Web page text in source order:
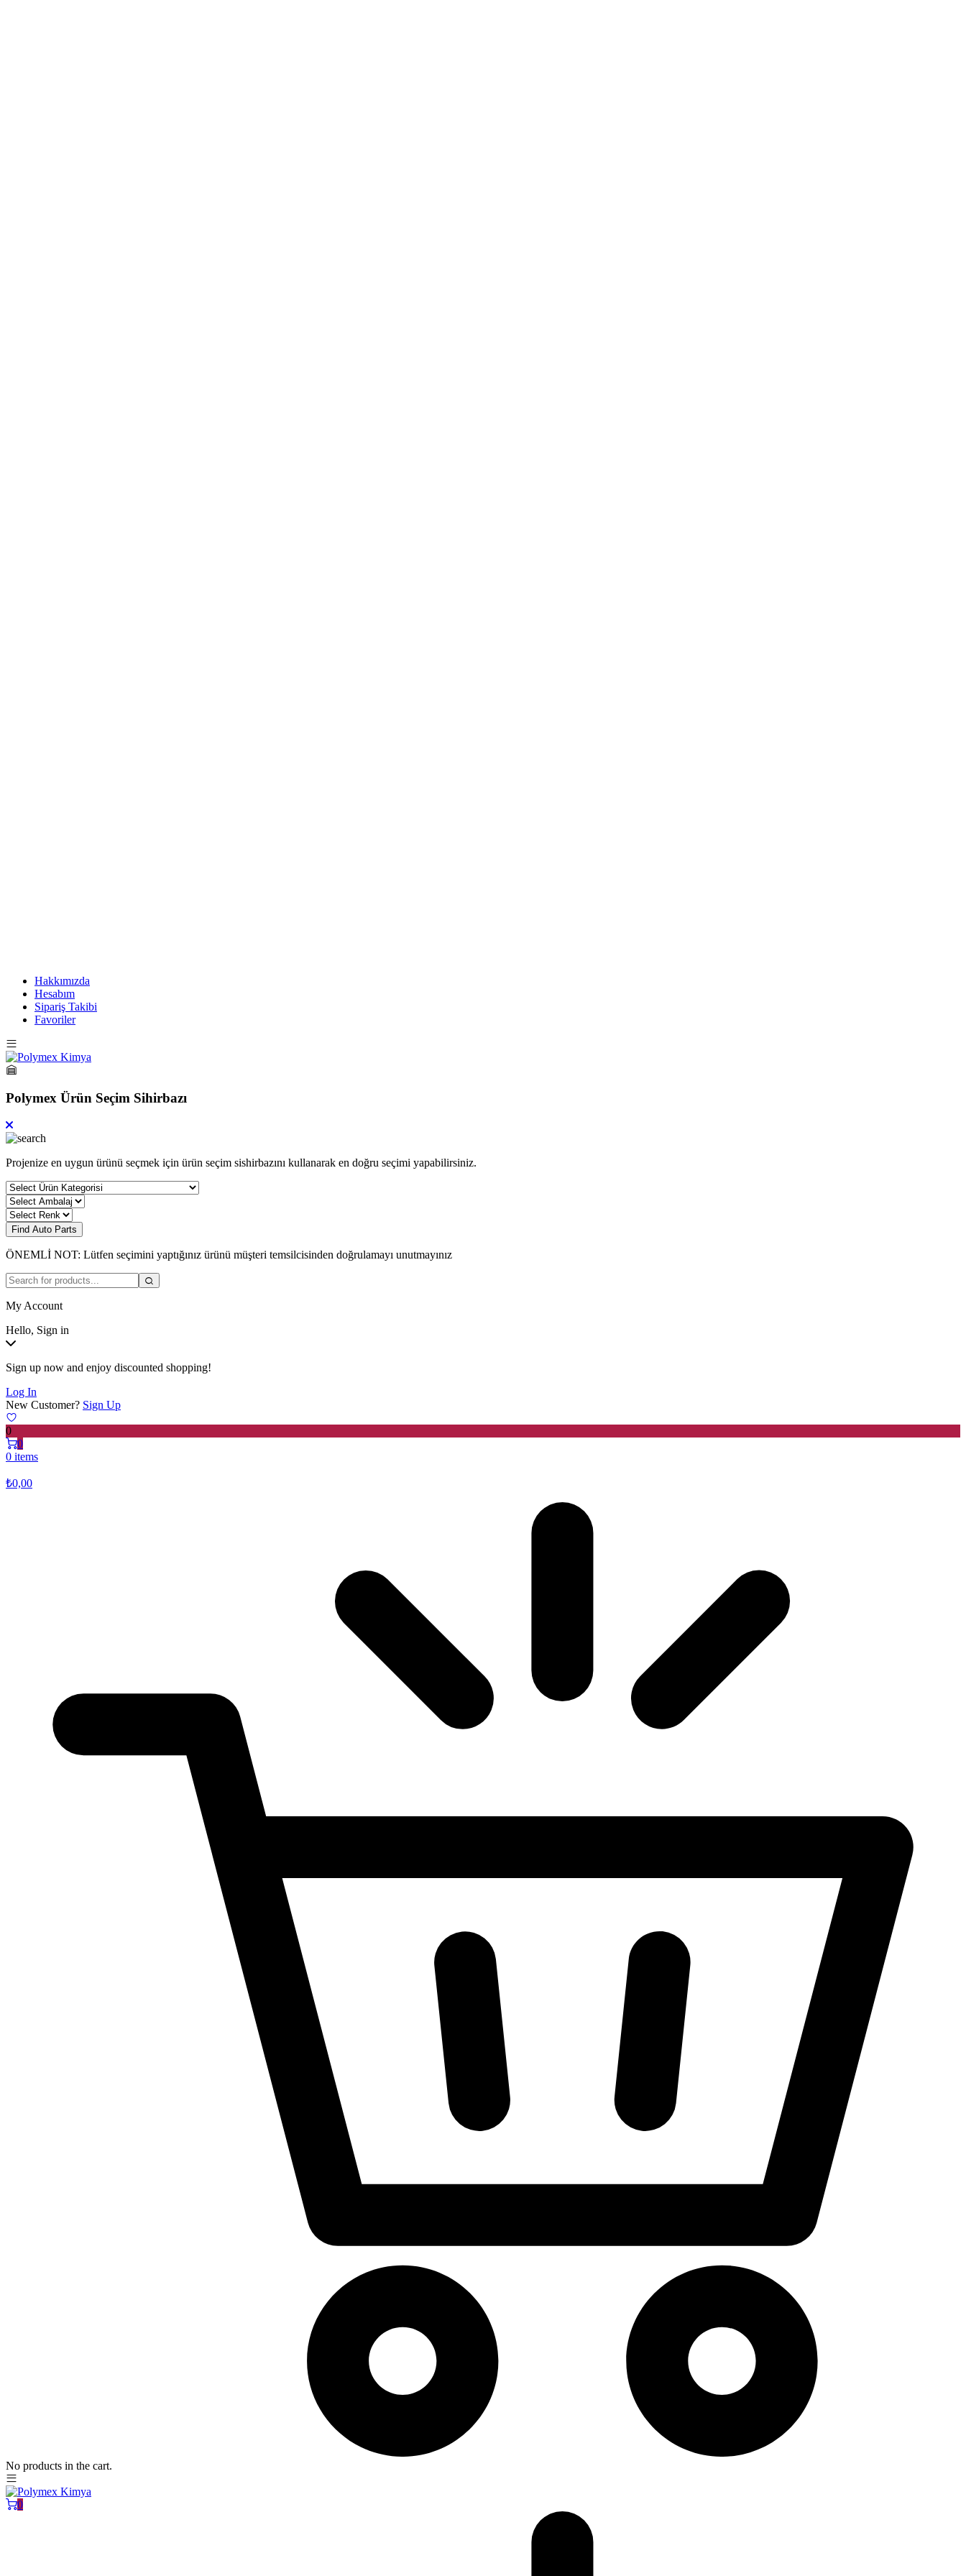
Hakkımızda
Hesabım
Sipariş Takibi
Favoriler
Polymex Ürün Seçim Sihirbazı
Projenize en uygun ürünü seçmek için ürün seçim sishirbazını kullanarak en doğru seçimi yapabilirsiniz.
Find Auto Parts
ÖNEMLİ NOT: Lütfen seçimini yaptığınız ürünü müşteri temsilcisinden doğrulamayı unutmayınız
My Account
Hello, Sign in
Sign up now and enjoy discounted shopping!
Log In
New Customer? Sign Up
0
0
0 items
₺0,00
No products in the cart.
0